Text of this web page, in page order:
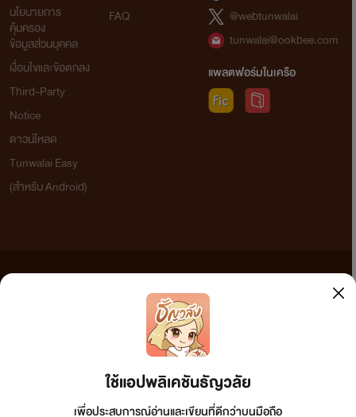
ใช้แอปพลิเคชันธัญวลัย
เพื่อประสบการณ์อ่านและเขียนที่ดีกว่าบนมือถือ
นโยบายการ
คุ้มครอง
ข้อมูลส่วนบุคคล
เงื่อนไขและข้อตกลง
Third-Party
Notice
ดาวน์โหลด
Tunwalai Easy
(สำหรับ Android)
FAQ
@webtunwalai
tunwalai@ookbee.com
แพลตฟอร์มในเครือ
เว็บไซต์แห่งนี้ไม่ได้เห็นด้วยและไม่ขอรับผิดชอบต่อข้อความใดๆ ทั้งสิ้น ดังนั้นผู้อ่านทุกท่านโปรดใช้
วิจารณญาณในการกลั่นกรองด้วยตนเอง และหากท่านพบข้อความใดๆ ที่ขัดต่อกฎหมายและศีลธรรม
กรุณาแจ้งมาที่ tunwalai@ookbee.com เพื่อทีมงานจะได้ดำเนินการในทันที ทั้งนี้ ทางเว็บไซต์ขอสงวน
ลิขสิทธิ์ตามพระราชบัญญัติลิขสิทธิ์ (ฉบับเพิ่มเติม) พ.ศ.2558